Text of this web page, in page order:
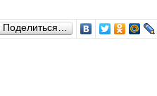
Поделиться…